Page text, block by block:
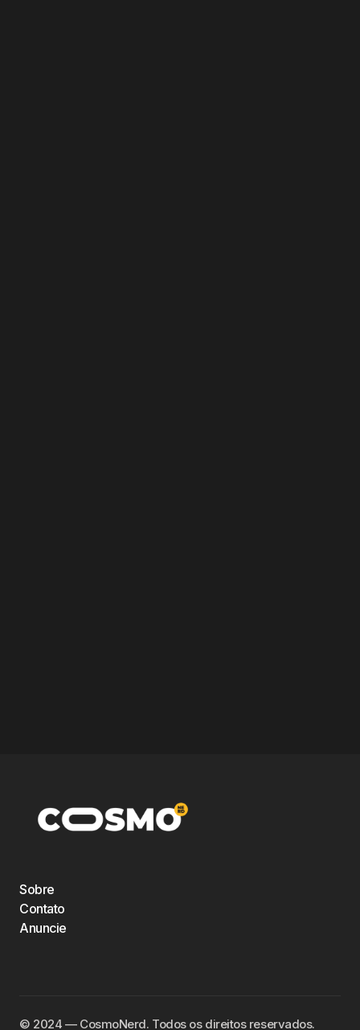
Sobre
Contato
Anuncie
©️ 2024 — CosmoNerd. Todos os direitos reservados.